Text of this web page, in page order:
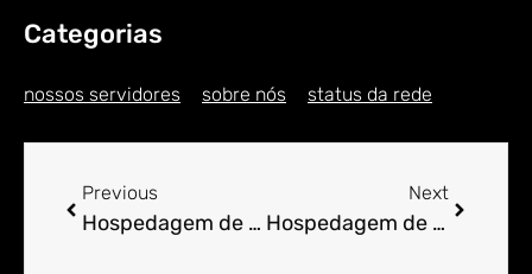
Categorias
nossos servidores sobre nós status da rede
Previous
Hospedagem de Sites para Engenheiro em Aliança do Tocantins
Next
Hospedagem de Sites para Engenheiro em Aliatar